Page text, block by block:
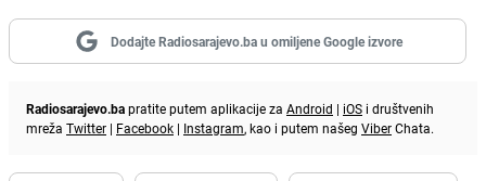
Dodajte Radiosarajevo.ba u omiljene Google izvore
Radiosarajevo.bapratite putem aplikacije za Android | iOS i društvenih
mreža Twitter | Facebook | Instagram, kao i putem našeg ViberChata.